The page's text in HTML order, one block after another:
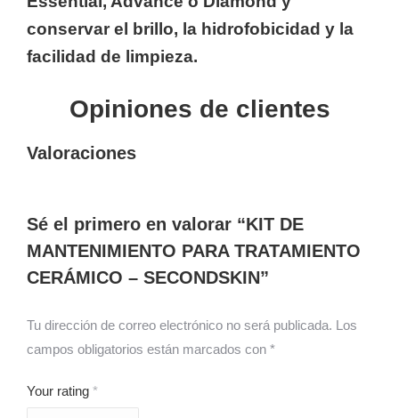
conservar el brillo, la hidrofobicidad y la
facilidad de limpieza.
Opiniones de clientes
Valoraciones
Sé el primero en valorar “KIT DE
MANTENIMIENTO PARA TRATAMIENTO
CERÁMICO – SECONDSKIN”
Tu dirección de correo electrónico no será publicada. Los
campos obligatorios están marcados con *
Your rating *